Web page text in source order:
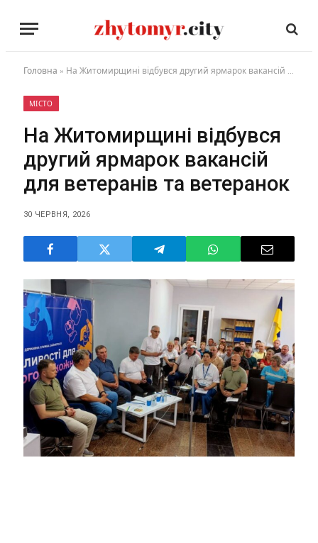
Головна » На Житомирщині відбувся другий ярмарок вакансій для ветеранів та ветеранок
МІСТО
На Житомирщині відбувся
другий ярмарок вакансій
для ветеранів та ветеранок
30 ЧЕРВНЯ, 2026